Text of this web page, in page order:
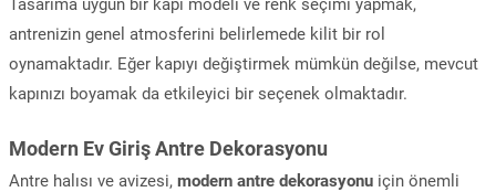
Tasarıma uygun bir kapı modeli ve renk seçimi yapmak,
antrenizin genel atmosferini belirlemede kilit bir rol
oynamaktadır. Eğer kapıyı değiştirmek mümkün değilse, mevcut
kapınızı boyamak da etkileyici bir seçenek olmaktadır.
Modern Ev Giriş Antre Dekorasyonu
Antre halısı ve avizesi, modern antre dekorasyonu için önemli